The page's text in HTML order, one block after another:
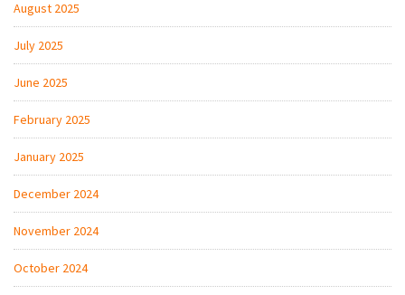
August 2025
July 2025
June 2025
February 2025
January 2025
December 2024
November 2024
October 2024